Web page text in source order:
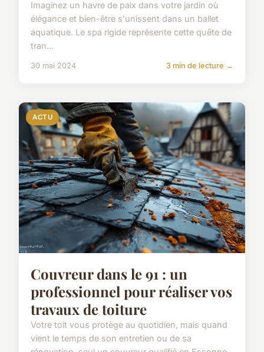
Imaginez un havre de paix dans votre jardin où
élégance et bien-être s'unissent dans un ballet
aquatique. Le spa rigide représente cette quête de
tran...
30 mai 2024 3 min de lecture →
ACTU
Couvreur dans le 91 : un
professionnel pour réaliser vos
travaux de toiture
Votre toit vous protège au quotidien, mais quand
vient le temps de son entretien ou de sa